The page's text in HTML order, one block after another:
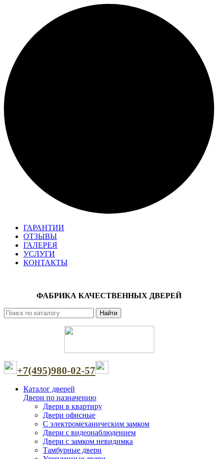
ГАРАНТИИ
ОТЗЫВЫ
ГАЛЕРЕЯ
УСЛУГИ
КОНТАКТЫ
ФАБРИКА КАЧЕСТВЕННЫХ ДВЕРЕЙ
Найти
+7(495)980-02-57
Каталог дверей
Двери по назначению
Двери в квартиру
Двери офисные
С электромеханическим замком
Двери с видеонаблюдением
Двери с замком невидимка
Тамбурные двери